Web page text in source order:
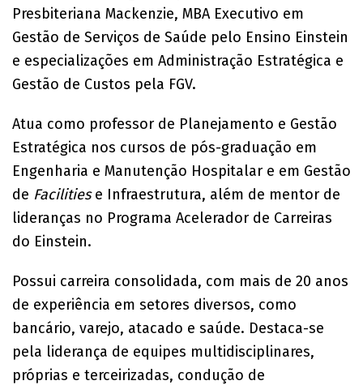
Presbiteriana Mackenzie, MBA Executivo em
Gestão de Serviços de Saúde pelo Ensino Einstein
e especializações em Administração Estratégica e
Gestão de Custos pela FGV.
Atua como professor de Planejamento e Gestão
Estratégica nos cursos de pós-graduação em
Engenharia e Manutenção Hospitalar e em Gestão
de Facilitiese Infraestrutura, além de mentor de
lideranças no Programa Acelerador de Carreiras
do Einstein.
Possui carreira consolidada, com mais de 20 anos
de experiência em setores diversos, como
bancário, varejo, atacado e saúde. Destaca-se
pela liderança de equipes multidisciplinares,
próprias e terceirizadas, condução de